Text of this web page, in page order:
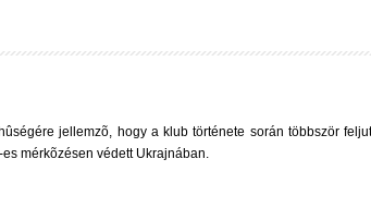
jellemzõ, hogy a klub története során többször
mérkõzésen védett Ukrajnában.